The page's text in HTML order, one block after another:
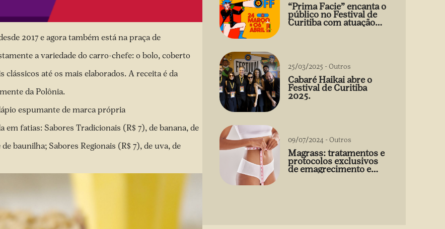
2017 e agora também está na praça de
a variedade do carro-chefe: o bolo, coberto
até os mais elaborados. A receita é da
da Polônia.
espumante de marca própria
em fatias: Sabores Tradicionais (R$ 7), de banana, de
baunilha; Sabores Regionais (R$ 7), de uva, de
“Prima Facie” encanta o
público no Festival de
Curitiba com atuação
arrebatadora de Débora
25/03/2025 -Outros
Cabaré Haikai abre o
Festival de Curitiba
2025.
09/07/2024 -Outros
Magrass: tratamentos e
protocolos exclusivos
de emagrecimento e
estética sem uso de